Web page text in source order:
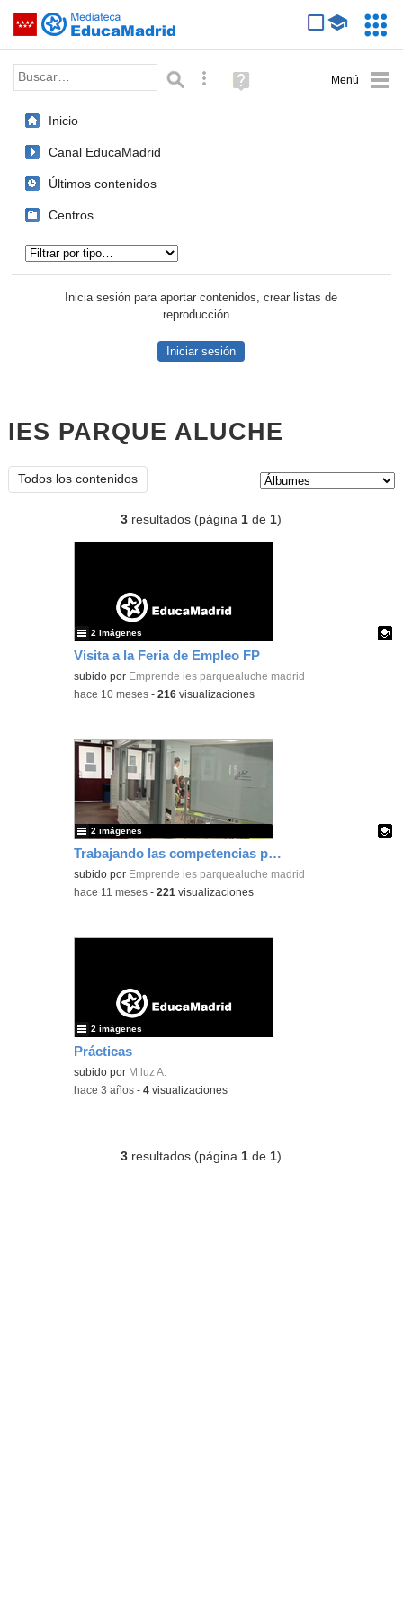
Saltar navegación
Palabra o frase: Búsqueda avanzada
Ayuda
(en
Inicio
Canal EducaMadrid
Últimos contenidos
Centros
Inicia sesión para aportar contenidos, crear listas de
reproducción...
Iniciar sesión
IES PARQUE ALUCHE
Todos los contenidos
3 resultados (página1 de1)
Visita a la Feria de Empleo FP
Contenido educativo.
subido por Emprende ies parquealuche madrid
2 imágenes
-hace 10 meses -216 visualizaciones
Trabajando las competencias profesionales para la empleabilidad
Contenido educativo.
subido por Emprende ies parquealuche madrid
2 imágenes
-hace 11 meses -221 visualizaciones
Prácticas
subido por M.luz A.
2 imágenes
-hace 3 años -4 visualizaciones
3 resultados (página 1 de 1)